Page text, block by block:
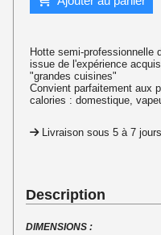
Hotte semi-professionnelle
issue de l'expérience
"grandes cuisines"
Convient parfaitement aux
calories : domestique,
Livraison sous 5 à 7
Description
DIMENSIONS :